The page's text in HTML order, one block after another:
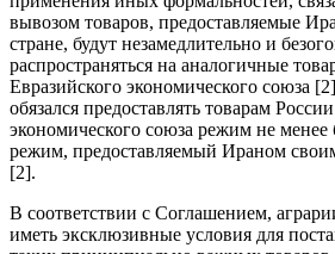
вывозом товаров, предоставляемые
стране, будут незамедлительно и
распространяться на аналогичные
Евразийского экономического союза
обязался предоставлять товарам
экономического союза режим не
режим, предоставляемый Ираном
[2].
В соответствии с Соглашением,
иметь эксклюзивные условия для